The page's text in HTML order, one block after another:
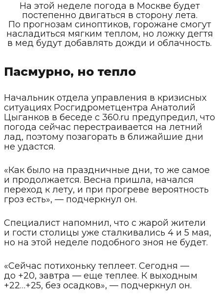
На этой неделе погода в Москве будет
постепенно двигаться в сторону лета.
По прогнозам синоптиков, горожане смогут
насладиться мягким теплом, но ложку дегтя
в мед будут добавлять дожди и облачность.
Пасмурно, но тепло
Начальник отдела управления в кризисных
ситуациях Росгидрометцентра Анатолий
Цыганков в беседе с 360.ru предупредил, что
погода сейчас перестраивается на летний
лад, поэтому позагорать в ближайшие дни
не удастся.
«Как было на праздничные дни, то же самое
и продолжается. Весна пришла, начался
переход к лету, и при прогреве вероятность
гроз есть», — подчеркнул он.
Специалист напомнил, что с жарой жители
и гости столицы уже сталкивались 4 и 5 мая,
но на этой неделе подобного зноя не будет.
«Сейчас потихоньку теплеет. Сегодня —
до +20, завтра — еще теплее. К выходным
+22…+25, без осадков», — подчеркнул он.